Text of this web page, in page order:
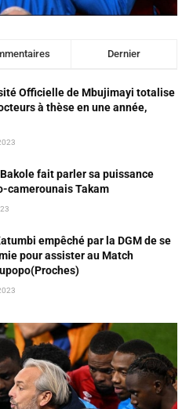
Dernier
Officielle de Mbujimayi totalise
à thèse en une année,
fait parler sa puissance
camerounais Takam
empêché par la DGM de se
pour assister au Match